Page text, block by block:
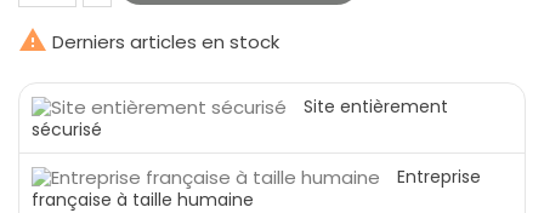
 Derniers articles en stock
Site entièrement
sécurisé
Entreprise
française à taille humaine